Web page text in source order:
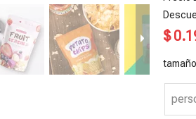
Bolsas de
proteína de
Bolsas de
vitaminas
posconsumo
$